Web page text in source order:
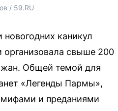
/ 59.RU
каникул
свыше 200
Общей темой для
«Легенды Пармы»,
мифами и преданиями